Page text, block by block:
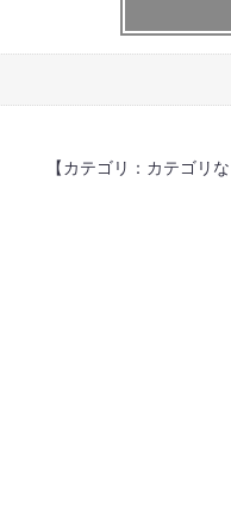
【カテゴリ：カテゴリ